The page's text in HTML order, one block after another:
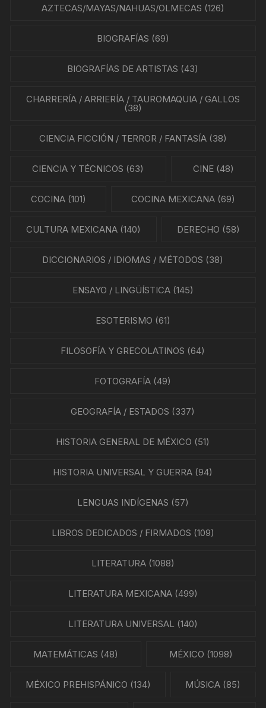
AZTECAS/MAYAS/NAHUAS/OLMECAS (126)
BIOGRAFÍAS (69)
BIOGRAFÍAS DE ARTISTAS (43)
CHARRERÍA / ARRIERÍA / TAUROMAQUIA / GALLOS
(38)
CIENCIA FICCIÓN / TERROR / FANTASÍA(38)
CIENCIA Y TÉCNICOS (63) CINE(48)
COCINA(101) COCINA MEXICANA (69)
CULTURA MEXICANA(140) DERECHO (58)
DICCIONARIOS / IDIOMAS / MÉTODOS (38)
ENSAYO / LINGÜÍSTICA(145)
ESOTERISMO (61)
FILOSOFÍA Y GRECOLATINOS (64)
FOTOGRAFÍA (49)
GEOGRAFÍA / ESTADOS (337)
HISTORIA GENERAL DE MÉXICO (51)
HISTORIA UNIVERSAL Y GUERRA (94)
LENGUAS INDÍGENAS (57)
LIBROS DEDICADOS / FIRMADOS (109)
LITERATURA(1088)
LITERATURA MEXICANA(499)
LITERATURA UNIVERSAL (140)
MATEMÁTICAS (48) MÉXICO (1098)
MÉXICO PREHISPÁNICO (134) MÚSICA (85)